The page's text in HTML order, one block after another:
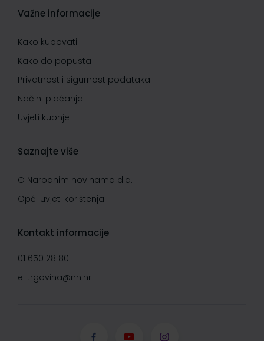
Važne informacije
Kako kupovati
Kako do popusta
Privatnost i sigurnost podataka
Načini plaćanja
Uvjeti kupnje
Saznajte više
O Narodnim novinama d.d.
Opći uvjeti korištenja
Kontakt informacije
01 650 28 80
e-trgovina@nn.hr